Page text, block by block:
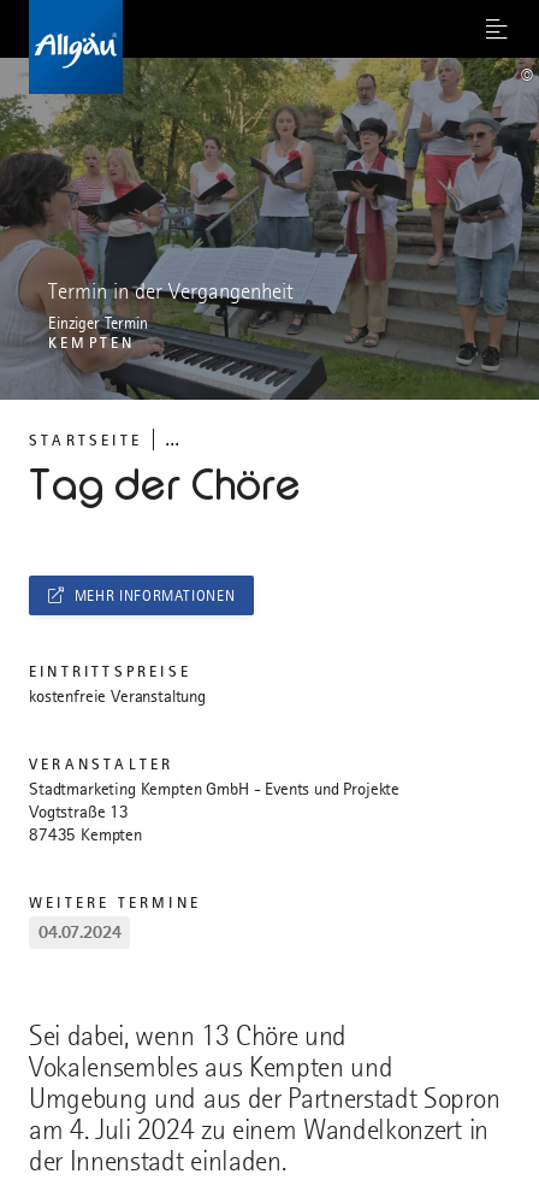
Menu
STARTSEITE ...
Tag der Chöre
Termin in der Vergangenheit
Einziger Termin
KEMPTEN
©
Sei dabei, wenn 13 Chöre und
Vokalensembles aus Kempten und
Umgebung und aus der Partnerstadt Sopron
am 4. Juli 2024 zu einem Wandelkonzert in
der Innenstadt einladen.
MEHR INFORMATIONEN
EINTRITTSPREISE
kostenfreie Veranstaltung
VERANSTALTER
Stadtmarketing Kempten GmbH - Events und Projekte
Vogtstraße 13
87435 Kempten
WEITERE TERMINE
04.07.2024